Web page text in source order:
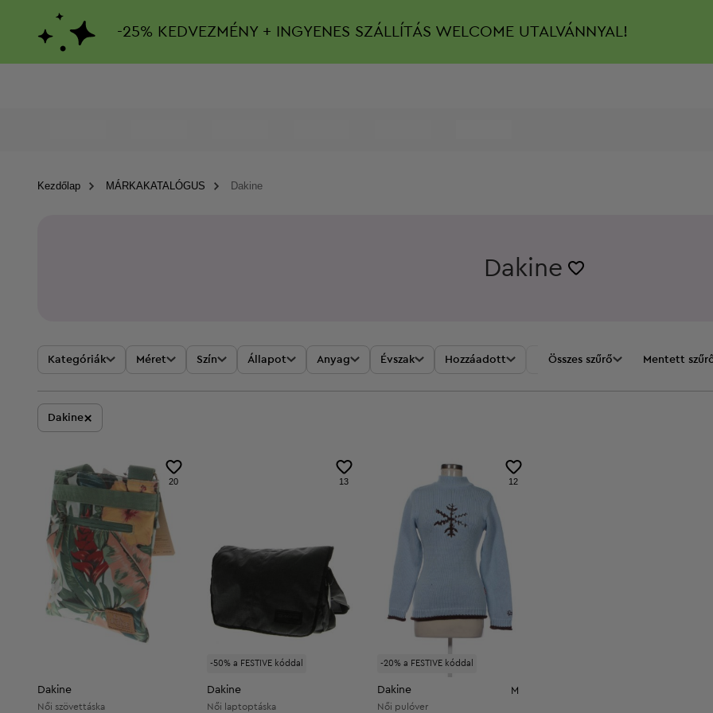
-25% KEDVEZMÉNY + INGYENES SZÁLLÍTÁS WELCOME UTALVÁNNYAL!
Kezdőlap MÁRKAKATALÓGUS Dakine
Dakine
Kategóriák Méret Szín Állapot Anyag Évszak Hozzáadott Akciók Ár
Összes szűrő Mentett
Dakine×
20
Dakine
Női szövettáska
-50% a FESTIVE kóddal
13
Dakine
Női laptoptáska
-20% a FESTIVE kóddal
12
Dakine M
Női pulóver